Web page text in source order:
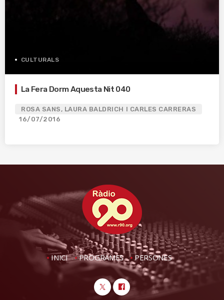
CULTURALS
La Fera Dorm Aquesta Nit 040
ROSA SANS, LAURA BALDRICH I CARLES CARRERAS
16/07/2016
INICI PROGRAMES PERSONES